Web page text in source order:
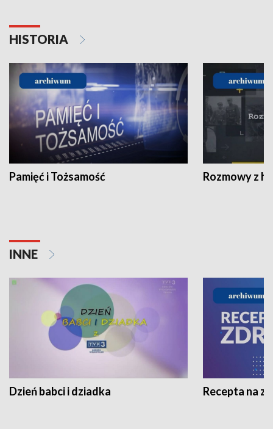
HISTORIA
Pamięć i Tożsamość Rozmowy z
INNE
Dzień babci i dziadka Recepta na